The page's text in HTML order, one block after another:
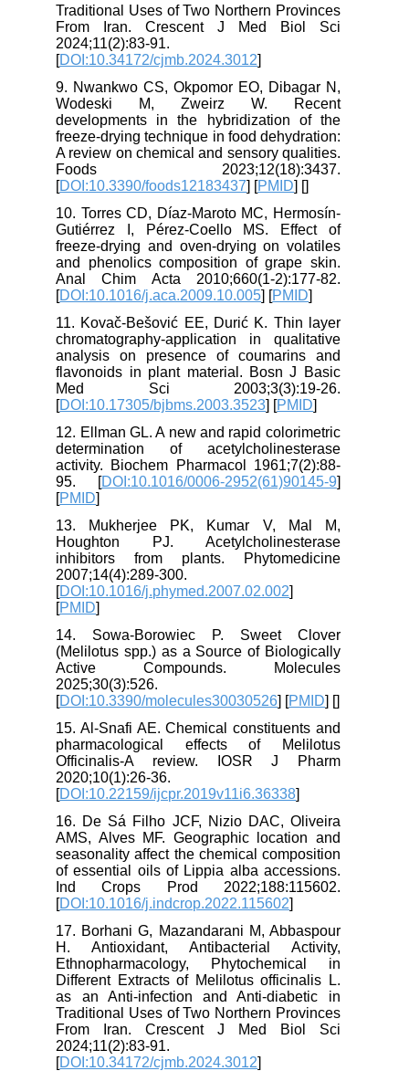
Traditional Uses of Two Northern Provinces
From Iran. Crescent J Med Biol Sci
2024;11(2):83-91.
[DOI:10.34172/cjmb.2024.3012
9. Nwankwo CS, Okpomor EO, Dibagar N,
Wodeski M, Zweirz W. Recent
developments in the hybridization of the
freeze-drying technique in food dehydration:
A review on chemical and sensory qualities.
Foods 2023;12(18):3437.
[DOI:10.3390/foods12183437] [PMID] [
10. Torres CD, Díaz-Maroto MC, Hermosín-
Gutiérrez I, Pérez-Coello MS. Effect of
freeze-drying and oven-drying on volatiles
and phenolics composition of grape skin.
Anal Chim Acta 2010;660(1-2):177-82.
[DOI:10.1016/j.aca.2009.10.005] [PMID
11. Kovač-Bešović EE, Durić K. Thin layer
chromatography-application in qualitative
analysis on presence of coumarins and
flavonoids in plant material. Bosn J Basic
Med Sci 2003;3(3):19-26.
[DOI:10.17305/bjbms.2003.3523] [PMID
12. Ellman GL. A new and rapid colorimetric
determination of acetylcholinesterase
activity. Biochem Pharmacol 1961;7(2):88-
95. [DOI:10.1016/0006-2952(61)90145-9
[PMID
13. Mukherjee PK, Kumar V, Mal M,
Houghton PJ. Acetylcholinesterase
inhibitors from plants. Phytomedicine
2007;14(4):289-300.
[DOI:10.1016/j.phymed.2007.02.002
[PMID
14. Sowa-Borowiec P. Sweet Clover
(Melilotus spp.) as a Source of Biologically
Active Compounds. Molecules
2025;30(3):526.
[DOI:10.3390/molecules30030526] [PMID] [
15. Al-Snafi AE. Chemical constituents and
pharmacological effects of Melilotus
Officinalis-A review. IOSR J Pharm
2020;10(1):26-36.
[DOI:10.22159/ijcpr.2019v11i6.36338
16. De Sá Filho JCF, Nizio DAC, Oliveira
AMS, Alves MF. Geographic location and
seasonality affect the chemical composition
of essential oils of Lippia alba accessions.
Ind Crops Prod 2022;188:115602.
[DOI:10.1016/j.indcrop.2022.115602
17. Borhani G, Mazandarani M, Abbaspour
H. Antioxidant, Antibacterial Activity,
Ethnopharmacology, Phytochemical in
Different Extracts of Melilotus officinalis L.
as an Anti-infection and Anti-diabetic in
Traditional Uses of Two Northern Provinces
From Iran. Crescent J Med Biol Sci
2024;11(2):83-91.
[DOI:10.34172/cjmb.2024.3012